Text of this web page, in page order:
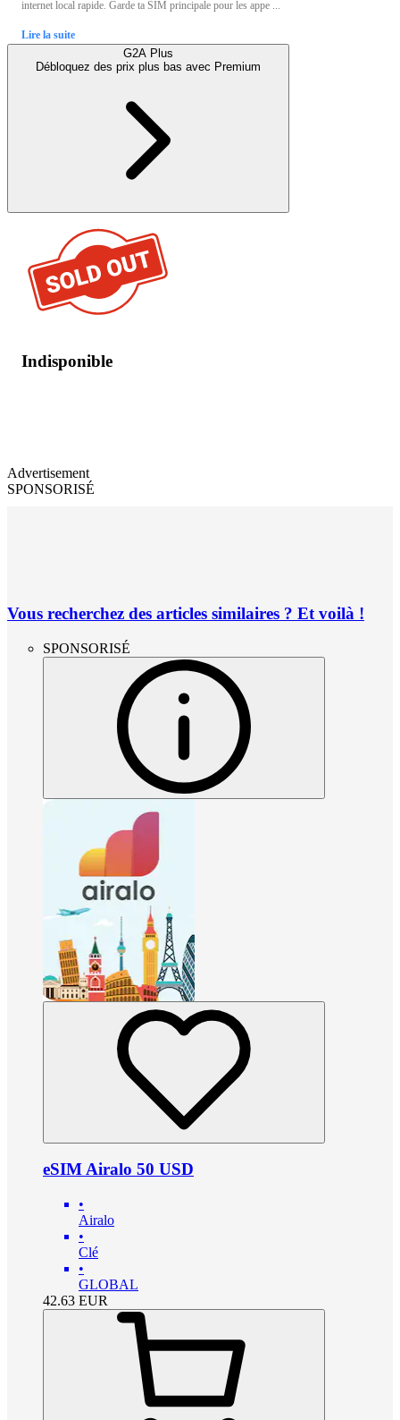
internet local rapide. Garde ta SIM principale pour les appe ...
Lire la suite
G2A Plus
Débloquez des prix plus bas avec Premium
Indisponible
Advertisement
SPONSORISÉ
Vous recherchez des articles similaires ? Et voilà !
SPONSORISÉ
eSIM Airalo 50 USD
•
Airalo
•
Clé
•
GLOBAL
42.63 EUR